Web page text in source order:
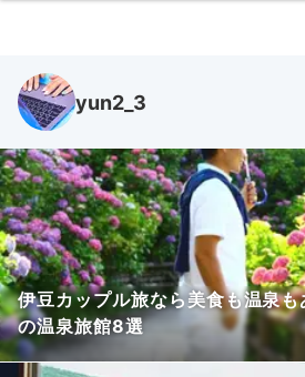
yun2_3
伊豆カップル旅なら美食も温泉
の温泉旅館8選